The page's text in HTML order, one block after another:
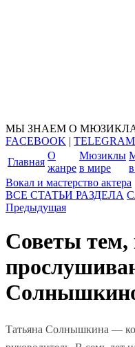
МЫ ЗНАЕМ О
FACEBOOK | TELEGRAM
Главная
О
жанре
Мюзиклы
в мире
Вокал и мастерство актера
ВСЕ СТАТЬИ РАЗДЕЛА
Предыдущая
Советы тем,
Татьяна Солнышкина —